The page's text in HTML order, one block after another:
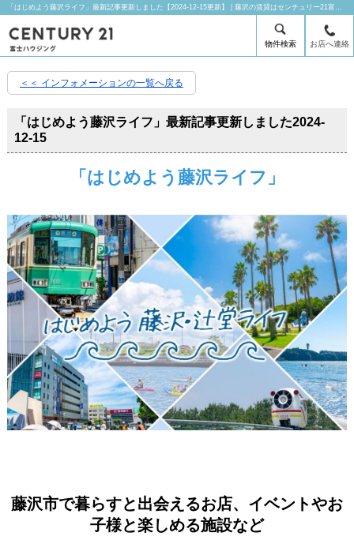
「はじめよう藤沢ライフ」最新記事更新しました【2024-12-15更新】 | 藤沢の賃貸はセンチュリー21富士ハウジングにお任せ下さい！
物件検索 お店へ連絡
＜＜ インフォメーションの一覧へ戻る
「はじめよう藤沢ライフ」最新記事更新しました2024-
12-15
「はじめよう藤沢ライフ」
藤沢市で暮らすと出会えるお店、イベントやお
子様と楽しめる施設など